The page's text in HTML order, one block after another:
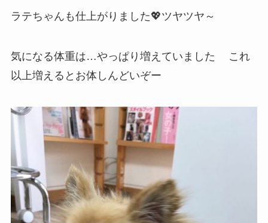
ラテちゃんも仕上がりました💖ツヤツヤ～
気になる体重は…やっぱり増えていました
これ
以上増えるとお体しんどいぞー